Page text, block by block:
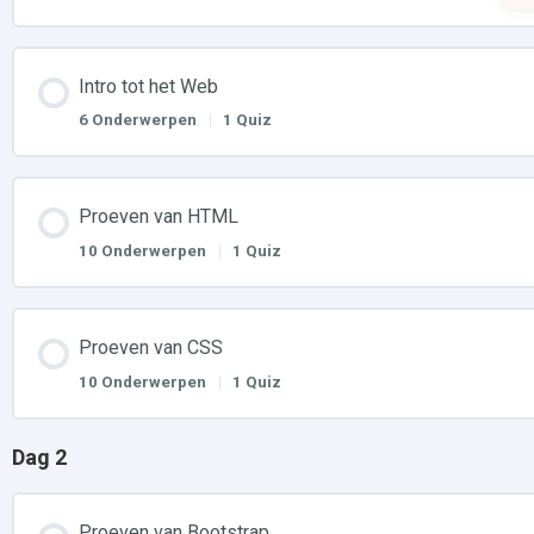
Intro tot het Web
6 Onderwerpen | 1 Quiz
Proeven van HTML
10 Onderwerpen | 1 Quiz
Proeven van CSS
10 Onderwerpen | 1 Quiz
Dag 2